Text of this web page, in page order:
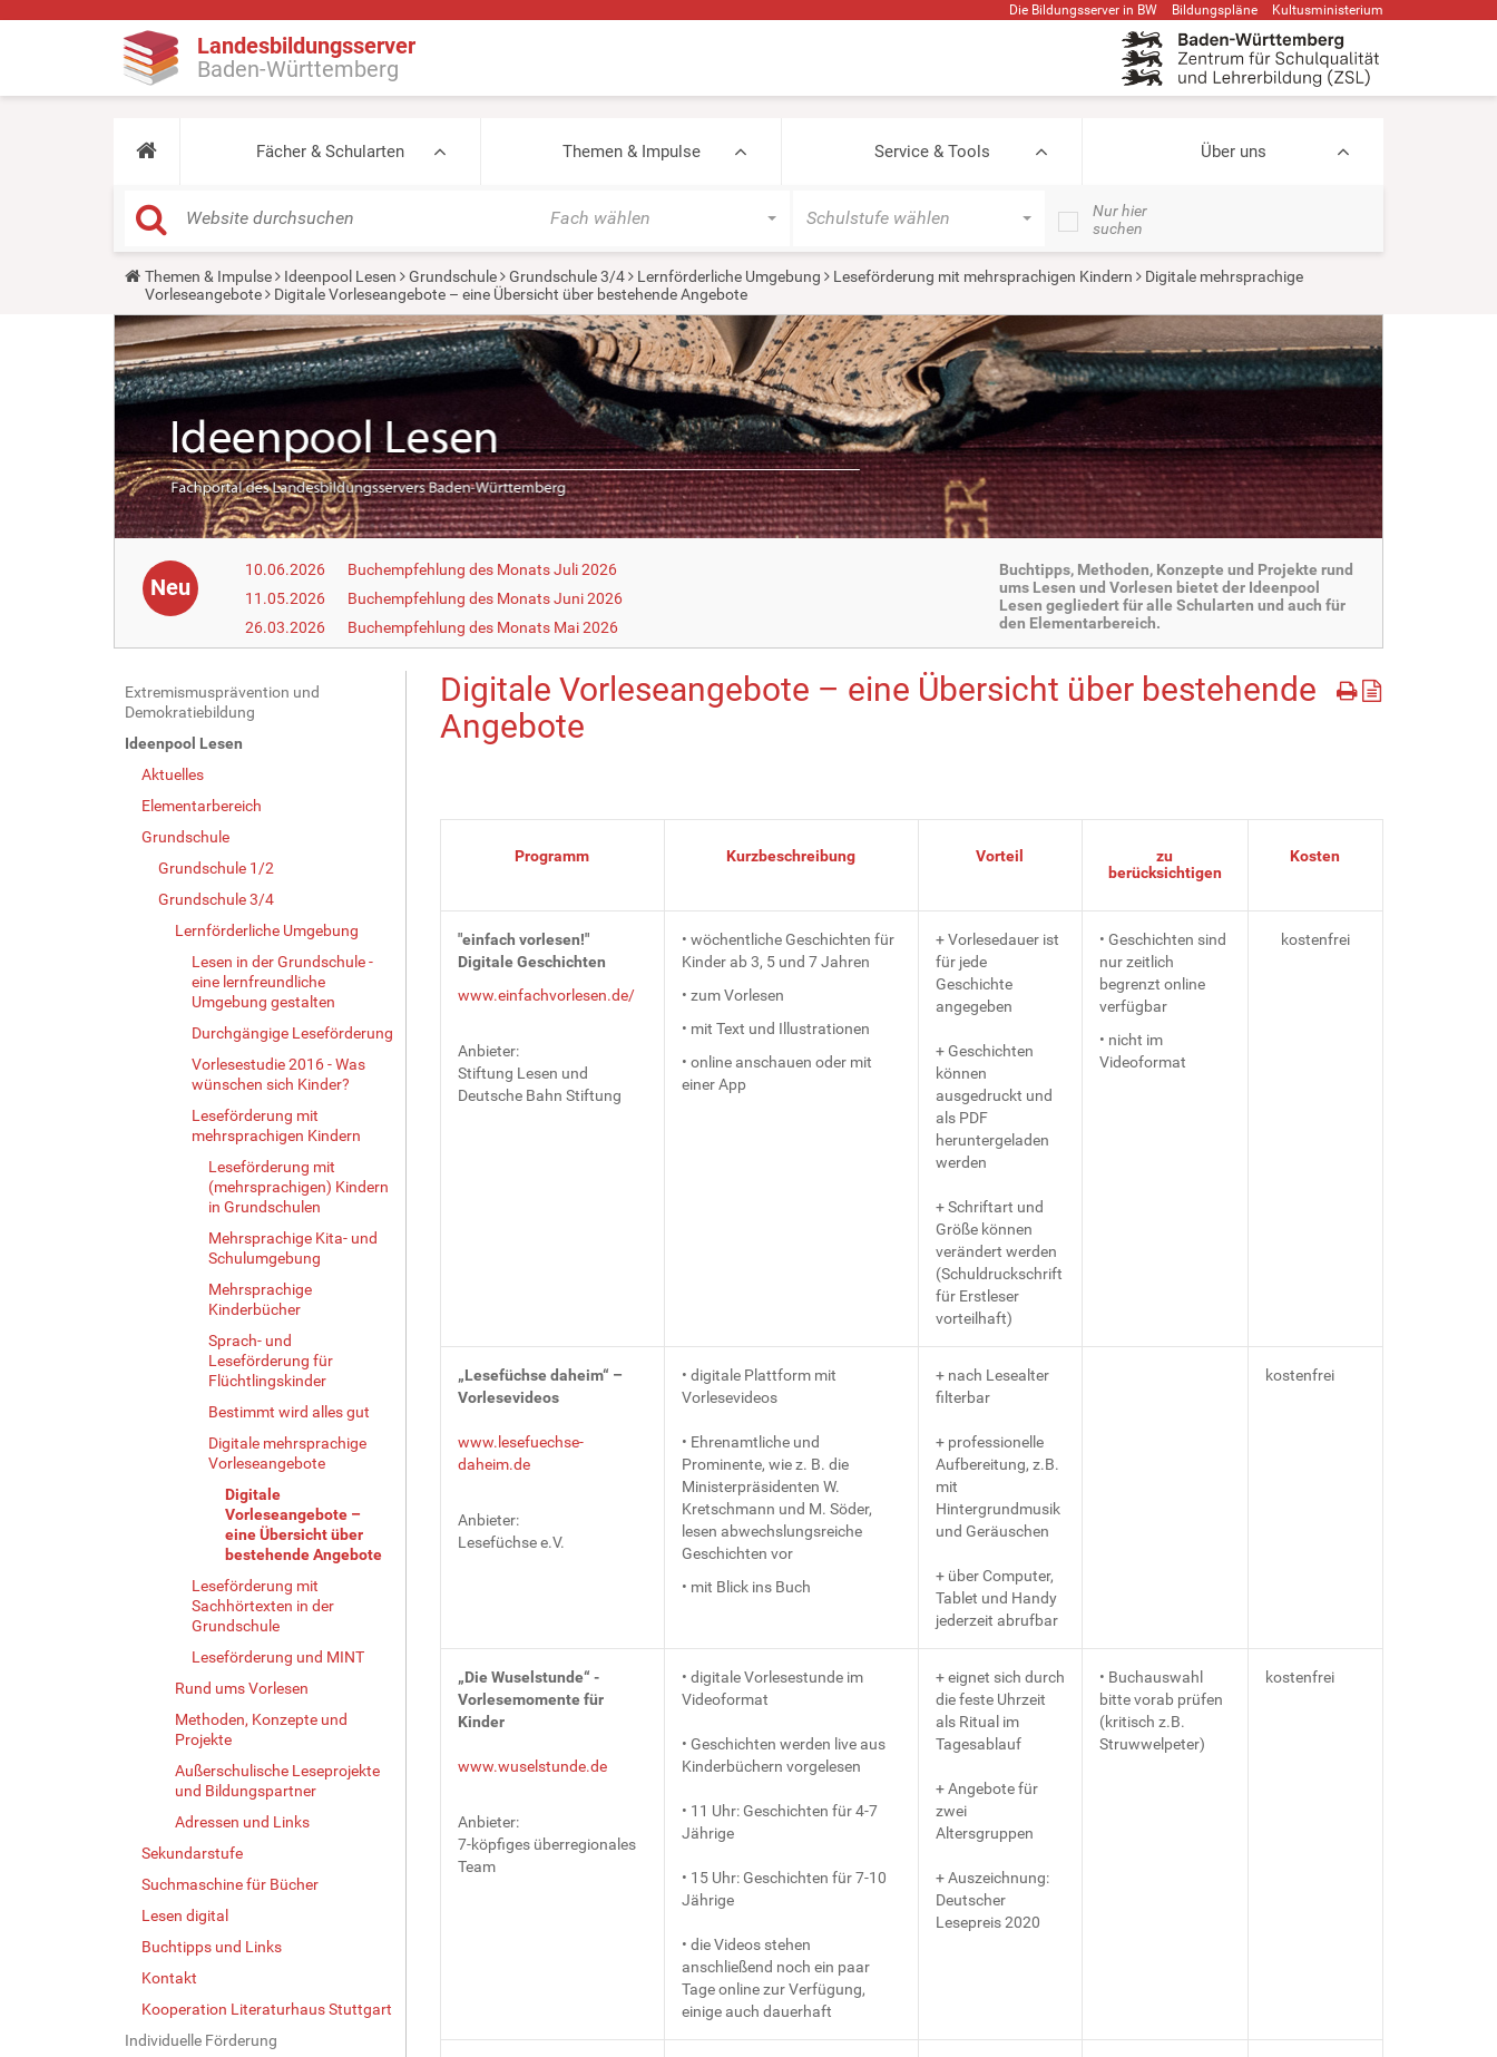
Die Bildungsserver in BW Bildungspläne Kultusministerium
Landesbildungsserver
Baden-Württemberg
Fächer & Schularten Themen & Impulse Service & Tools Über uns
Fach wählen Schulstufe wählen
Nur hier
suchen
Y
u
a
r
e
h
e
:
Themen & Impulse Ideenpool Lesen Grundschule Grundschule 3/4 Lernförderliche Umgebung Leseförderung mit mehrsprachigen Kindern
Digitale mehrsprachige
Vorleseangebote
Digitale Vorleseangebote – eine Übersicht über bestehende Angebote
Neu
10.06.2026
Buchempfehlung des Monats Juli 2026
11.05.2026
Buchempfehlung des Monats Juni 2026
26.03.2026
Buchempfehlung des Monats Mai 2026
Buchtipps, Methoden, Konzepte und Projekte rund
ums Lesen und Vorlesen bietet der Ideenpool
Lesen gegliedert für alle Schularten und auch für
den Elementarbereich.
N
a
v
Extremismusprävention und
Demokratiebildung
Ideenpool Lesen
Aktuelles
Elementarbereich
Grundschule
Grundschule 1/2
Grundschule 3/4
Lernförderliche Umgebung
Lesen in der Grundschule -
eine lernfreundliche
Umgebung gestalten
Durchgängige Leseförderung
Vorlesestudie 2016 - Was
wünschen sich Kinder?
Leseförderung mit
mehrsprachigen Kindern
Leseförderung mit
(mehrsprachigen) Kindern
in Grundschulen
Mehrsprachige Kita- und
Schulumgebung
Mehrsprachige
Kinderbücher
Sprach- und
Leseförderung für
Flüchtlingskinder
Bestimmt wird alles gut
Digitale mehrsprachige
Vorleseangebote
Digitale
Vorleseangebote –
eine Übersicht über
bestehende Angebote
Leseförderung mit
Sachhörtexten in der
Grundschule
Leseförderung und MINT
Rund ums Vorlesen
Methoden, Konzepte und
Projekte
Außerschulische Leseprojekte
und Bildungspartner
Adressen und Links
Sekundarstufe
Suchmaschine für Bücher
Lesen digital
Buchtipps und Links
Kontakt
Kooperation Literaturhaus Stuttgart
Individuelle Förderung
Digitale Vorleseangebote – eine Übersicht über bestehende
Angebote
Programm Kurzbeschreibung Vorteil
zu
berücksichtigen
Kosten
"einfach vorlesen!"
Digitale Geschichten
www.einfachvorlesen.de/
Anbieter:
Stiftung Lesen und
Deutsche Bahn Stiftung
• wöchentliche Geschichten für
Kinder ab 3, 5 und 7 Jahren
• zum Vorlesen
• mit Text und Illustrationen
• online anschauen oder mit
einer App
+ Vorlesedauer ist
für jede
Geschichte
angegeben
+ Geschichten
können
ausgedruckt und
als PDF
heruntergeladen
werden
+ Schriftart und
Größe können
verändert werden
(Schuldruckschrift
für Erstleser
vorteilhaft)
• Geschichten sind
nur zeitlich
begrenzt online
verfügbar
• nicht im
Videoformat
kostenfrei
„Lesefüchse daheim“ –
Vorlesevideos
www.lesefuechse-
daheim.de
Anbieter:
Lesefüchse e.V.
• digitale Plattform mit
Vorlesevideos
• Ehrenamtliche und
Prominente, wie z. B. die
Ministerpräsidenten W.
Kretschmann und M. Söder,
lesen abwechslungsreiche
Geschichten vor
• mit Blick ins Buch
+ nach Lesealter
filterbar
+ professionelle
Aufbereitung, z.B.
mit
Hintergrundmusik
und Geräuschen
+ über Computer,
Tablet und Handy
jederzeit abrufbar
kostenfrei
„Die Wuselstunde“ -
Vorlesemomente für
Kinder
www.wuselstunde.de
Anbieter:
7-köpfiges überregionales
Team
• digitale Vorlesestunde im
Videoformat
• Geschichten werden live aus
Kinderbüchern vorgelesen
• 11 Uhr: Geschichten für 4-7
Jährige
• 15 Uhr: Geschichten für 7-10
Jährige
• die Videos stehen
anschließend noch ein paar
Tage online zur Verfügung,
einige auch dauerhaft
+ eignet sich durch
die feste Uhrzeit
als Ritual im
Tagesablauf
+ Angebote für
zwei
Altersgruppen
+ Auszeichnung:
Deutscher
Lesepreis 2020
• Buchauswahl
bitte vorab prüfen
(kritisch z.B.
Struwwelpeter)
kostenfrei